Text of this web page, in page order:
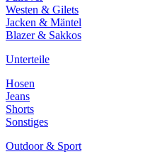
Westen & Gilets
Jacken & Mäntel
Blazer & Sakkos
Unterteile
Hosen
Jeans
Shorts
Sonstiges
Outdoor & Sport